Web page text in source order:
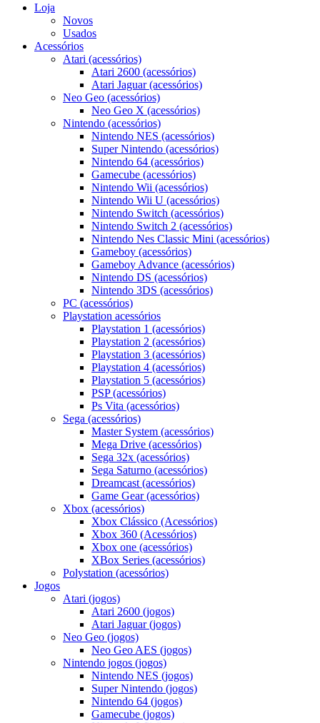
Loja
Novos
Usados
Acessórios
Atari (acessórios)
Atari 2600 (acessórios)
Atari Jaguar (acessórios)
Neo Geo (acessórios)
Neo Geo X (acessórios)
Nintendo (acessórios)
Nintendo NES (acessórios)
Super Nintendo (acessórios)
Nintendo 64 (acessórios)
Gamecube (acessórios)
Nintendo Wii (acessórios)
Nintendo Wii U (acessórios)
Nintendo Switch (acessórios)
Nintendo Switch 2 (acessórios)
Nintendo Nes Classic Mini (acessórios)
Gameboy (acessórios)
Gameboy Advance (acessórios)
Nintendo DS (acessórios)
Nintendo 3DS (acessórios)
PC (acessórios)
Playstation acessórios
Playstation 1 (acessórios)
Playstation 2 (acessórios)
Playstation 3 (acessórios)
Playstation 4 (acessórios)
Playstation 5 (acessórios)
PSP (acessórios)
Ps Vita (acessórios)
Sega (acessórios)
Master System (acessórios)
Mega Drive (acessórios)
Sega 32x (acessórios)
Sega Saturno (acessórios)
Dreamcast (acessórios)
Game Gear (acessórios)
Xbox (acessórios)
Xbox Clássico (Acessórios)
Xbox 360 (Acessórios)
Xbox one (acessórios)
XBox Series (acessórios)
Polystation (acessórios)
Jogos
Atari (jogos)
Atari 2600 (jogos)
Atari Jaguar (jogos)
Neo Geo (jogos)
Neo Geo AES (jogos)
Nintendo jogos (jogos)
Nintendo NES (jogos)
Super Nintendo (jogos)
Nintendo 64 (jogos)
Gamecube (jogos)